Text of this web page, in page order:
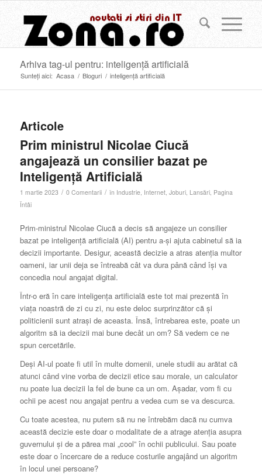
Arhiva tag-ul pentru: inteligență artificială
Sunteți aici: Acasa / Bloguri / inteligență artificială
Articole
Prim ministrul Nicolae Ciucă
angajează un consilier bazat pe
Inteligență Artificială
1 martie 2023 / 0 Comentarii / în Industrie, Internet, Joburi, Lansări, Pagina
Întâi
Prim-ministrul Nicolae Ciucă a decis să angajeze un consilier
bazat pe inteligență artificială (AI) pentru a-și ajuta cabinetul să ia
decizii importante. Desigur, această decizie a atras atenția multor
oameni, iar unii deja se întreabă cât va dura până când își va
concedia noul angajat digital.
Într-o eră în care inteligența artificială este tot mai prezentă în
viața noastră de zi cu zi, nu este deloc surprinzător că și
politicienii sunt atrași de aceasta. Însă, întrebarea este, poate un
algoritm să ia decizii mai bune decât un om? Să vedem ce ne
spun cercetările.
Deși AI-ul poate fi util în multe domenii, unele studii au arătat că
atunci când vine vorba de decizii etice sau morale, un calculator
nu poate lua decizii la fel de bune ca un om. Așadar, vom fi cu
ochii pe acest nou angajat pentru a vedea cum se va descurca.
Cu toate acestea, nu putem să nu ne întrebăm dacă nu cumva
această decizie este doar o modalitate de a atrage atenția asupra
guvernului și de a părea mai „cool” în ochii publicului. Sau poate
este doar o încercare de a reduce costurile angajând un algoritm
în locul unei persoane?